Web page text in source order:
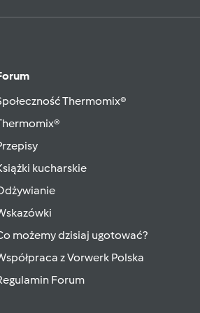
Thermomix®
kucharskie
możemy dzisiaj ugotować?
z Vorwerk Polska
Forum